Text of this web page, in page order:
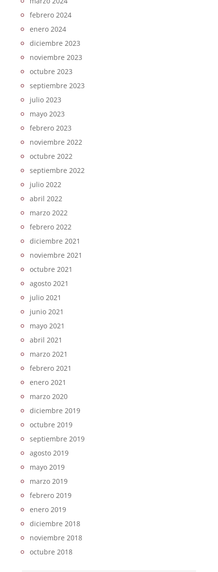
febrero 2024
enero 2024
diciembre 2023
noviembre 2023
octubre 2023
septiembre 2023
julio 2023
mayo 2023
febrero 2023
noviembre 2022
octubre 2022
septiembre 2022
julio 2022
abril 2022
marzo 2022
febrero 2022
diciembre 2021
noviembre 2021
octubre 2021
agosto 2021
julio 2021
junio 2021
mayo 2021
abril 2021
marzo 2021
febrero 2021
enero 2021
marzo 2020
diciembre 2019
octubre 2019
septiembre 2019
agosto 2019
mayo 2019
marzo 2019
febrero 2019
enero 2019
diciembre 2018
noviembre 2018
octubre 2018